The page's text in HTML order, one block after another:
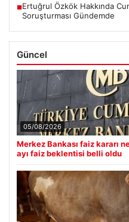
■Ertuğrul Özkök Hakkında
Soruşturması Gündemde
Güncel
05/08/2026
Merkez Bankası faiz kararı
ayı faiz beklentisi belli oldu